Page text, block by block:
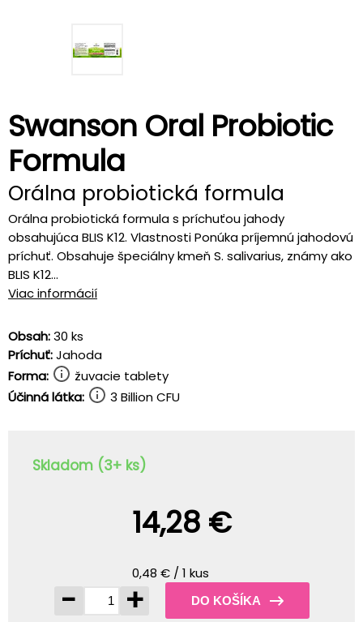
Swanson Oral Probiotic
Formula
Orálna probiotická formula
Orálna probiotická formula s príchuťou jahody
obsahujúca BLIS K12. Vlastnosti Ponúka príjemnú jahodovú
príchuť. Obsahuje špeciálny kmeň S. salivarius, známy ako
BLIS K12...
Viac informácií
Obsah:30 ks
Príchuť:Jahoda
Forma:
žuvacie tablety
Účinná látka:
3 Billion CFU
Skladom (3+ ks)
14,28 €
0,48 € / 1 kus
- + DO KOŠÍKA